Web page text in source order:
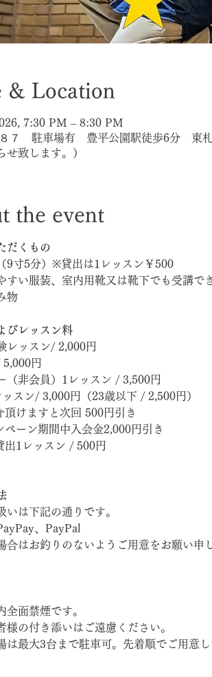
& Location
7:30 PM – 8:30 PM
７ 駐車場有 豊平公園駅徒歩6分 東札
せ致します。）
the event
だくもの
9寸5分）※貸出は1レッスン￥500
い服装、室内用靴又は靴下でも受講で
物
びレッスン料
レッスン/ 2,000円
円
非会員）1レッスン / 3,500円
スン/ 3,000円（23歳以下 / 2,500円）
けますと次回 500円引き
ーン期間中入会金2,000円引き
1レッスン / 500円
は下記の通りです。
、PayPal
はお釣りのないようご用意をお願い申
面禁煙です。
の付き添いはご遠慮ください。
最大3台まで駐車可。先着順でご用意